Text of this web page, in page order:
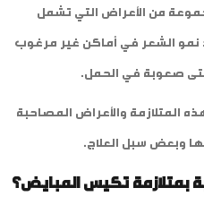
من الأعراض التي تشمل
نمو الشعر في أماكن غير مرغوب
صعوبة في الحمل.
المتلازمة والأعراض المصاحبة
وبعض سبل العلاج.